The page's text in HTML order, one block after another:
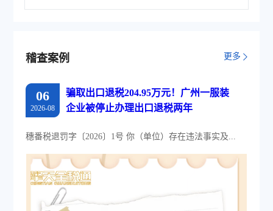
稽查案例 更多
06
2026-08
骗取出口退税204.95万元！广州一服装
企业被停止办理出口退税两年
穗番税退罚字〔2026〕1号 你（单位）存在违法事实及...